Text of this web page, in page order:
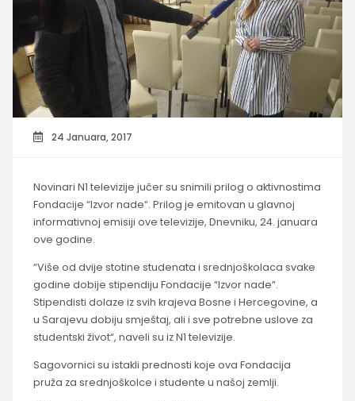
24 Januara, 2017
Novinari N1 televizije jučer su snimili prilog o aktivnostima
Fondacije “Izvor nade“. Prilog je emitovan u glavnoj
informativnoj emisiji ove televizije, Dnevniku, 24. januara
ove godine.
“Više od dvije stotine studenata i srednjoškolaca svake
godine dobije stipendiju Fondacije “Izvor nade”.
Stipendisti dolaze iz svih krajeva Bosne i Hercegovine, a
u Sarajevu dobiju smještaj, ali i sve potrebne uslove za
studentski život“, naveli su iz N1 televizije.
Sagovornici su istakli prednosti koje ova Fondacija
pruža za srednjoškolce i studente u našoj zemlji.